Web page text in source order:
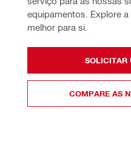
equipamentos. Explore
melhor para si.
SOLICITAR
COMPARE AS